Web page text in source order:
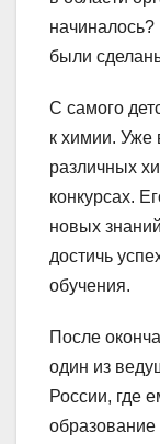
были
С самого
к химии. Уже
различных
конкурсах.
новых
достичь
обучения.
После
один из
России, где
образование